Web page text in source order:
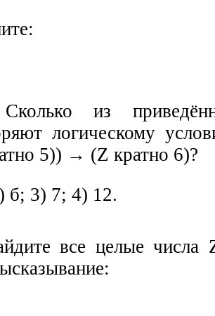
из
логическому
5)) → (Z кратно 6)?
б; 3) 7; 4) 12.
все целые числа